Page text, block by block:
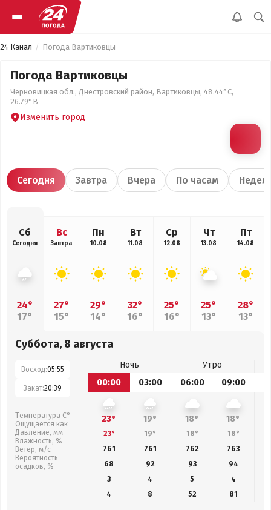
24 Канал Погода Вартиковцы
Погода Вартиковцы
Черновицкая обл., Днестровский район, Вартиковцы, 48.44°С,
26.79°В
Изменить город
Сегодня Завтра Вчера По часам
Сб
Сегодня
24°
17°
Вс
Завтра
27°
15°
Пн
10.08
29°
14°
Вт
11.08
32°
16°
Ср
12.08
25°
16°
Чт
13.08
25°
13°
Пт
14.08
28°
13°
Суббота, 8 августа
Восход:05:55
Закат:20:39
Температура С°
Ощущается как
Давление, мм
Влажность, %
Ветер, м/с
Вероятность
осадков, %
Ночь
Утро
00:00
03:00 06:00 09:00
23° 19° 18° 18°
23° 19° 18° 18°
761
761 762 763
68
92 93 94
3
4 5
4
4
8 52 81